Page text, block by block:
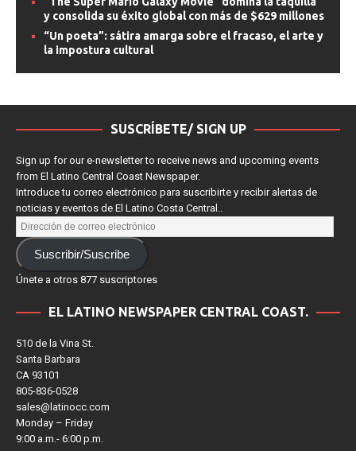
“The Super Mario Galaxy Movie” domina la taquilla
y consolida su éxito global con más de $629 millones
“Un poeta”: sátira amarga sobre el fracaso, el arte y
la impostura cultural
SUSCRÍBETE/ SIGN UP
Sign up for our e-newsletter to receive news and upcoming events
from El Latino Central Coast Newspaper.
Introduce tu correo electrónico para suscribirte y recibir alertas de
noticias y eventos de El Latino Costa Central..
Únete a otros 877 suscriptores
510 de la Vina St.
Santa Barbara
CA 93101
805-836-0528
sales@latinocc.com
Monday – Friday